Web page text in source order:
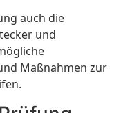
auch die
und
Maßnahmen zur